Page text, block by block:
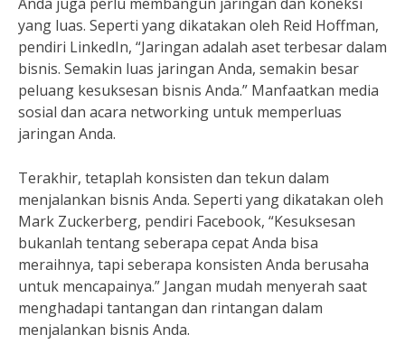
yang luas. Seperti yang dikatakan oleh Reid Hoffman,
pendiri LinkedIn, “Jaringan adalah aset terbesar dalam
bisnis. Semakin luas jaringan Anda, semakin besar
peluang kesuksesan bisnis Anda.” Manfaatkan media
sosial dan acara networking untuk memperluas
jaringan Anda.
Terakhir, tetaplah konsisten dan tekun dalam
menjalankan bisnis Anda. Seperti yang dikatakan oleh
Mark Zuckerberg, pendiri Facebook, “Kesuksesan
bukanlah tentang seberapa cepat Anda bisa
meraihnya, tapi seberapa konsisten Anda berusaha
untuk mencapainya.” Jangan mudah menyerah saat
menghadapi tantangan dan rintangan dalam
menjalankan bisnis Anda.